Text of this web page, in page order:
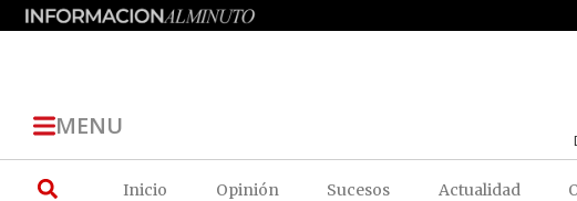
MENU
Inicio Opinión Sucesos Actualidad